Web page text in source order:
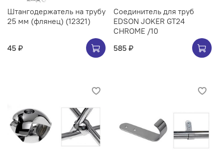
Штангодержатель на трубу
25 мм (флянец) (12321)
45 ₽
Соединитель для труб
EDSON JOKER GT24
CHROME /10
585 ₽